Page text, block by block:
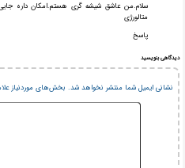
سلام.من عاشق شیشه گری هستم.امکان داره
متالورژی
پاسخ
دیدگاهی بنویسید
نشانی ایمیل شما منتشر نخواهد شد. بخش‌های موردنیاز